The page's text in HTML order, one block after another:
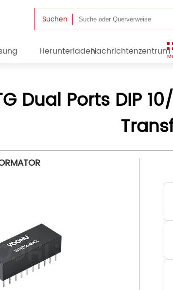
Suchen
HerunterladenNachrichtenzentrum
Dual Ports DIP